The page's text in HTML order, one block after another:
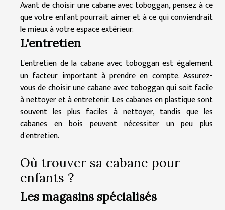
Avant de choisir une cabane avec toboggan, pensez à ce
que votre enfant pourrait aimer et à ce qui conviendrait
le mieux à votre espace extérieur.
L'entretien
L'entretien de la cabane avec toboggan est également
un facteur important à prendre en compte. Assurez-
vous de choisir une cabane avec toboggan qui soit facile
à nettoyer et à entretenir. Les cabanes en plastique sont
souvent les plus faciles à nettoyer, tandis que les
cabanes en bois peuvent nécessiter un peu plus
d'entretien.
Où trouver sa cabane pour
enfants ?
Les magasins spécialisés